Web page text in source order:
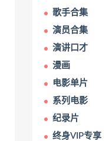
歌手合集
演员合集
演讲口才
漫画
电影单片
系列电影
纪录片
终身VIP专享